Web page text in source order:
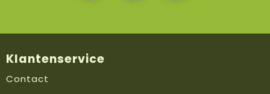
Klantenservice
Contact